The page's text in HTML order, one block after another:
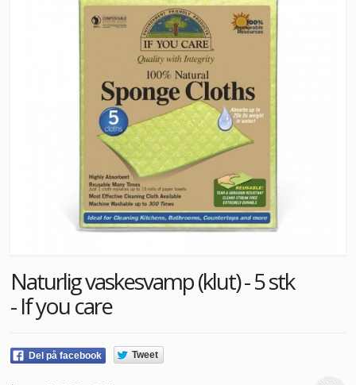
Naturlig vaskesvamp (klut) - 5 stk
- If you care
Del på facebook Tweet